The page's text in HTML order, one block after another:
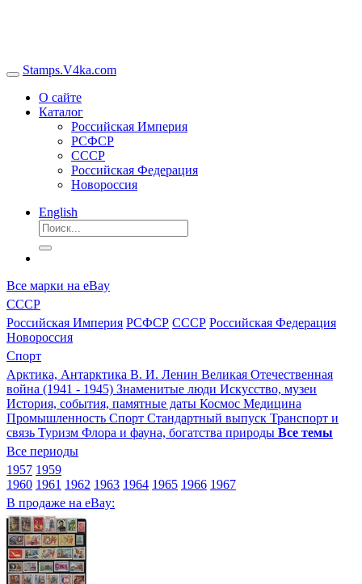
Stamps.V4ka.com
О сайте
Каталог
Российская Империя
РСФСР
СССР
Российская Федерация
Новороссия
English
Все марки на eBay
СССР
Российская Империя РСФСР СССР Российская Федерация
Новороссия
Спорт
Арктика, Антарктика В. И. Ленин Великая Отечественная
война (1941 - 1945) Знаменитые люди Искусство, музеи
История, события, памятные даты Космос Медицина
Промышленность Спорт Стандартный выпуск Транспорт и
связь Туризм Флора и фауна, богатства природы Все темы
Все периоды
1957 1959
1960 1961 1962 1963 1964 1965 1966 1967
В продаже на eBay: